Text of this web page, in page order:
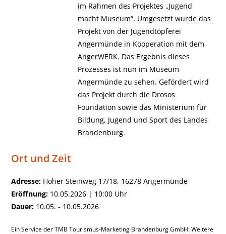
im Rahmen des Projektes „Jugend
macht Museum“. Umgesetzt wurde das
Projekt von der Jugendtöpferei
Angermünde in Kooperation mit dem
AngerWERK. Das Ergebnis dieses
Prozesses ist nun im Museum
Angermünde zu sehen. Gefördert wird
das Projekt durch die Drosos
Foundation sowie das Ministerium für
Bildung, Jugend und Sport des Landes
Brandenburg.
Ort und Zeit
Adresse: Hoher Steinweg 17/18, 16278 Angermünde
Eröffnung: 10.05.2026 | 10:00 Uhr
Dauer: 10.05. - 10.05.2026
Ein Service der TMB Tourismus-Marketing Brandenburg GmbH: Weitere